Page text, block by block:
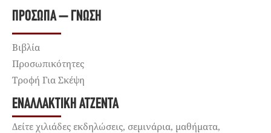
ΠΡΌΣΩΠΑ – ΓΝΏΣΗ
Βιβλία
Προσωπικότητες
Τροφή Για Σκέψη
ΕΝΑΛΛΑΚΤΙΚΉ ΑΤΖΈΝΤΑ
Δείτε χιλιάδες εκδηλώσεις, σεμινάρια, μαθήματα,